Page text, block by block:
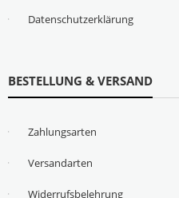
Datenschutzerklärung
BESTELLUNG & VERSAND
Zahlungsarten
Versandarten
Widerrufsbelehrung